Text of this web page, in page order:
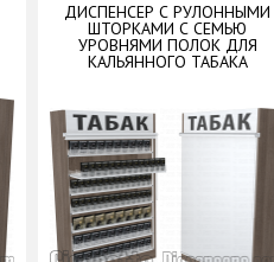
ДИСПЕНСЕР С РУЛОННЫМИ
ШТОРКАМИ С СЕМЬЮ
УРОВНЯМИ ПОЛОК ДЛЯ
КАЛЬЯННОГО ТАБАКА